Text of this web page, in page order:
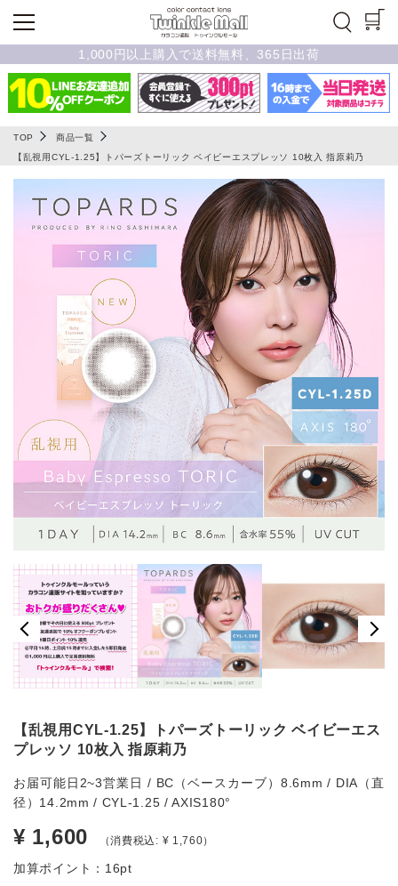
1,000円以上購入で送料無料、365日出荷
TOP
商品一覧
【乱視用CYL-1.25】トパーズトーリック ベイビーエスプレッソ 10枚入 指原莉乃
【乱視用CYL-1.25】トパーズトーリック ベイビーエス
プレッソ 10枚入 指原莉乃
お届可能日2~3営業日 / BC（ベースカーブ）8.6mm / DIA（直
径）14.2mm / CYL-1.25 / AXIS180°
¥ 1,600 （消費税込: ¥ 1,760）
加算ポイント： 16pt